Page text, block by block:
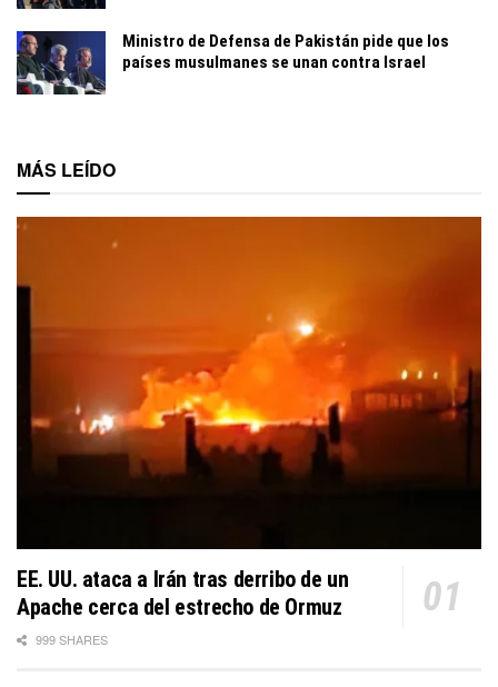
Ministro de Defensa de Pakistán pide que los
países musulmanes se unan contra Israel
MÁS LEÍDO
EE. UU. ataca a Irán tras derribo de un
Apache cerca del estrecho de Ormuz
999 SHARES